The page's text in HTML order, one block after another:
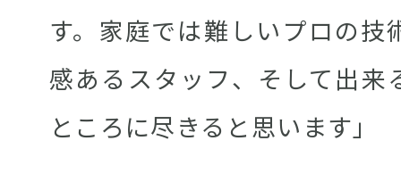
す。家庭では難しいプロの技
感あるスタッフ、そして出来
ところに尽きると思います」